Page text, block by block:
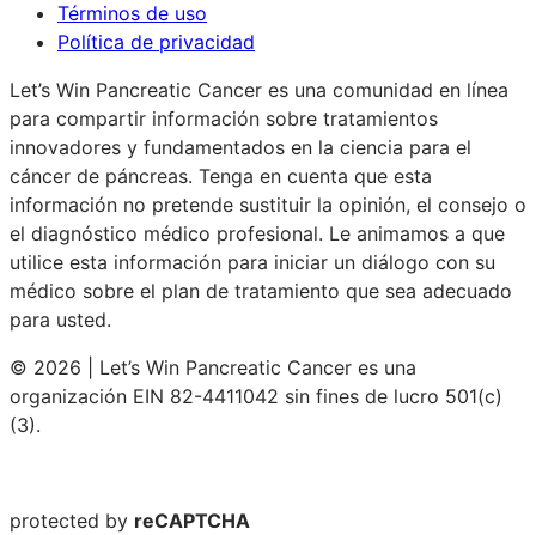
Términos de uso
Política de privacidad
Let’s Win Pancreatic Cancer es una comunidad en línea
para compartir información sobre tratamientos
innovadores y fundamentados en la ciencia para el
cáncer de páncreas. Tenga en cuenta que esta
información no pretende sustituir la opinión, el consejo o
el diagnóstico médico profesional. Le animamos a que
utilice esta información para iniciar un diálogo con su
médico sobre el plan de tratamiento que sea adecuado
para usted.
© 2026 | Let’s Win Pancreatic Cancer es una
organización EIN 82-4411042 sin fines de lucro 501(c)
(3).
protected by reCAPTCHA